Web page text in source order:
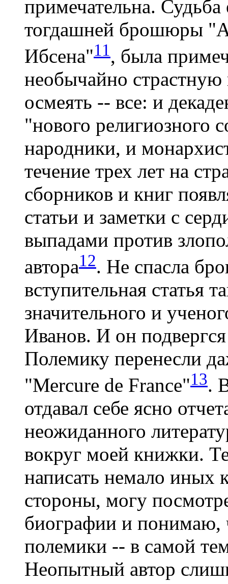
примечательна.
тогдашней брошюры
Ибсена"11, была
необычайно страстную
осмеять -- все: и
"нового религиозного
народники, и
течение трех лет на
сборников и книг
статьи и заметки с
выпадами против
автора12. Не спасла
вступительная статья
значительного и
Иванов. И он
Полемику перенесли
"Меrcure de France"13.
отдавал себе ясно
неожиданного
вокруг моей книжки.
написать немало иных
стороны, могу
биографии и понимаю,
полемики -- в самой
Неопытный автор